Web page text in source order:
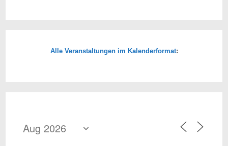
Alle Veranstaltungen im Kalenderformat: